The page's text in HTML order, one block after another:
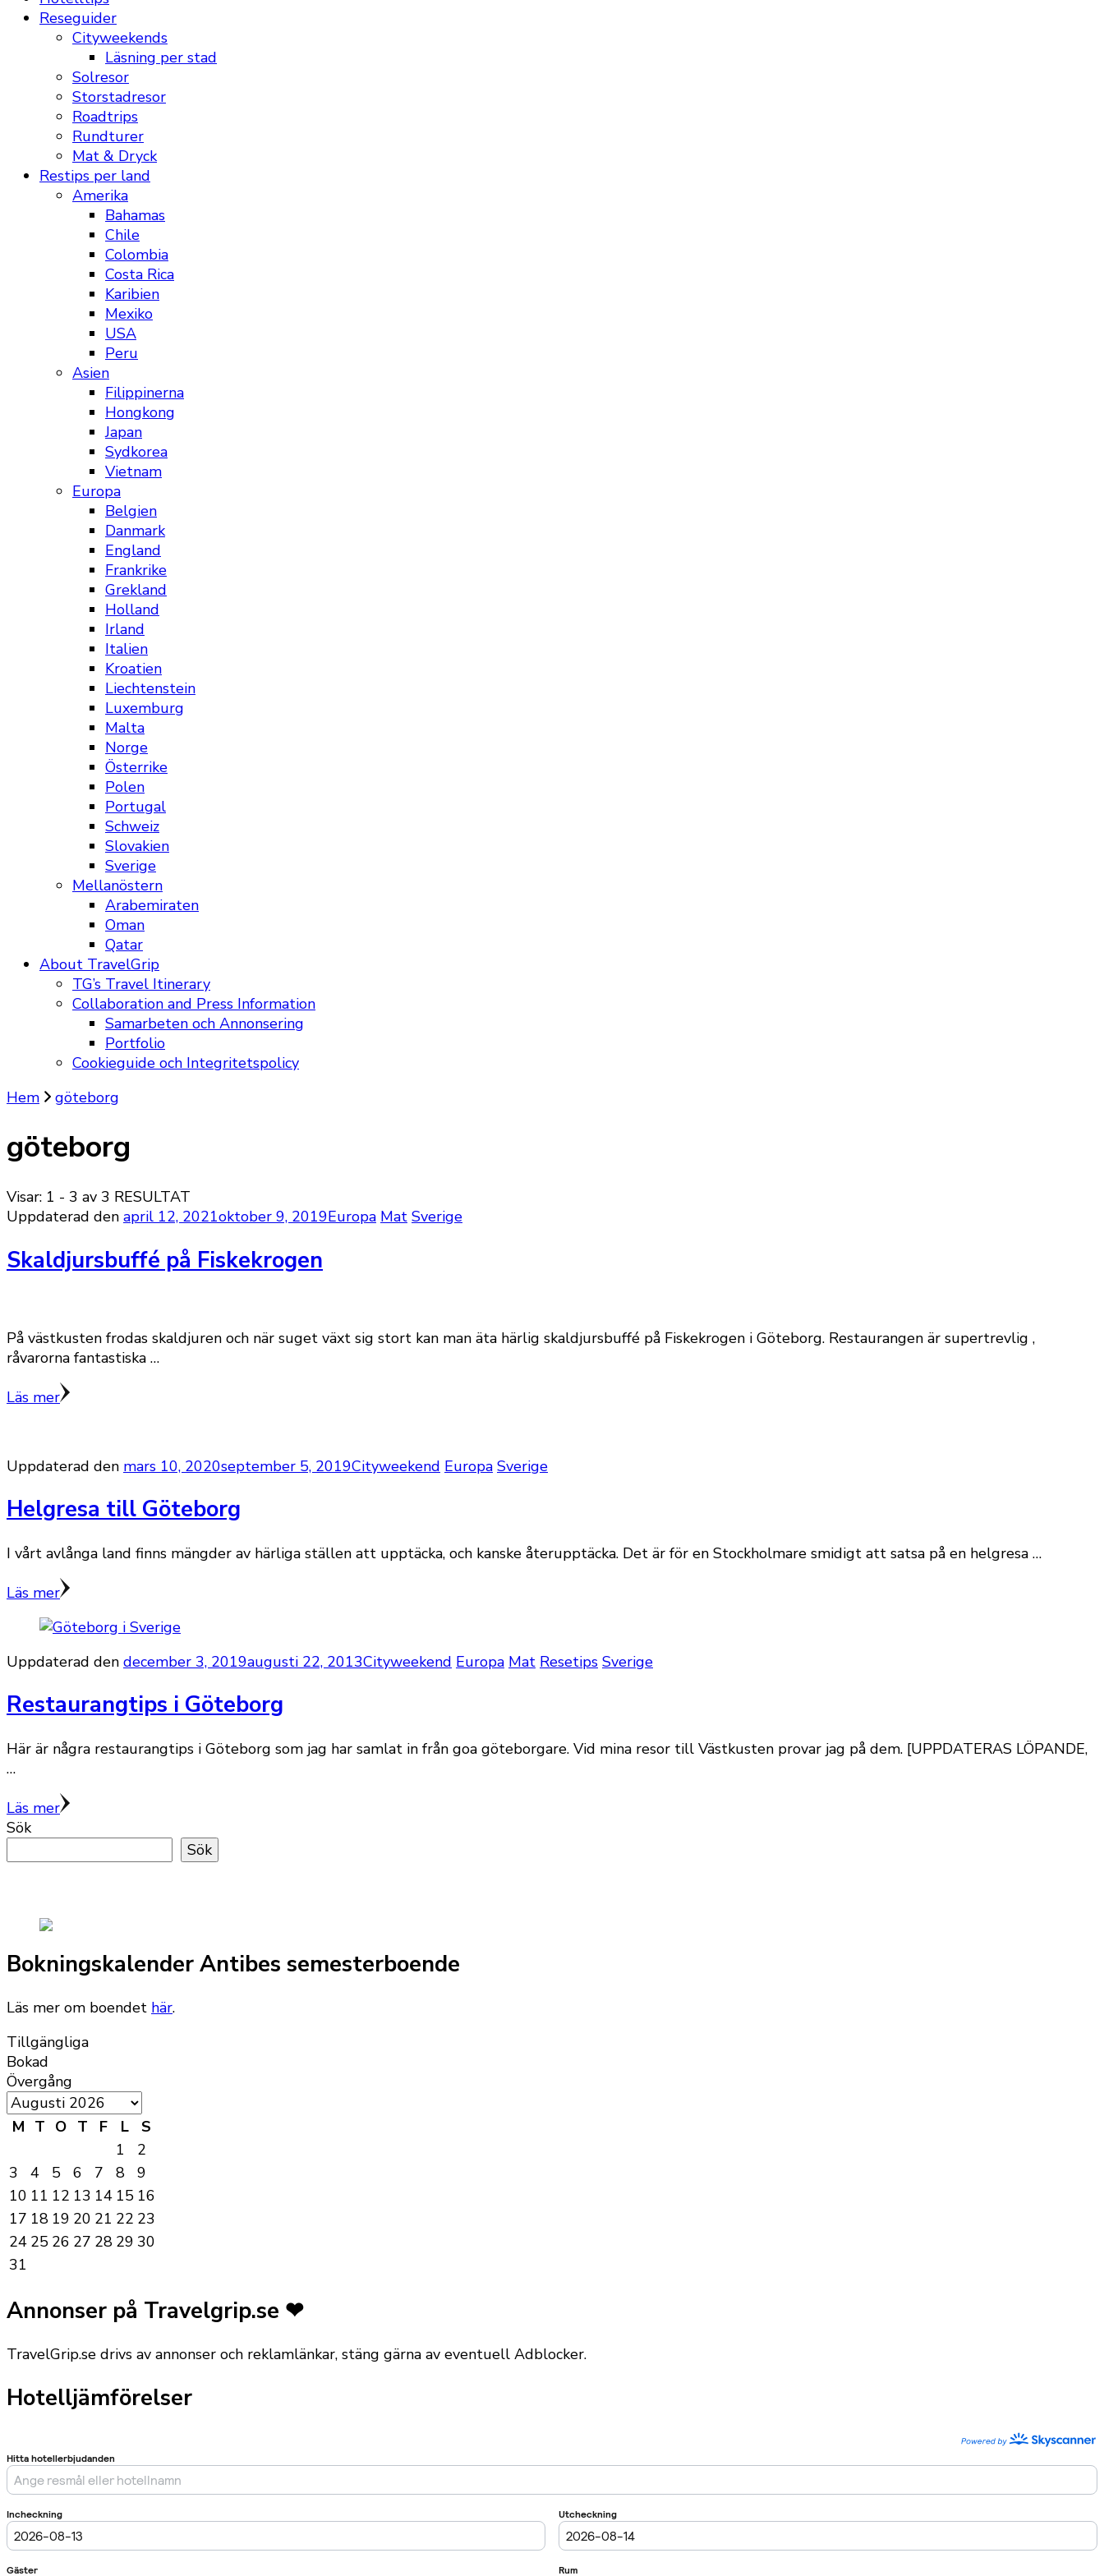
Reseguider
Cityweekends
Läsning per stad
Solresor
Storstadresor
Roadtrips
Rundturer
Mat & Dryck
Restips per land
Amerika
Bahamas
Chile
Colombia
Costa Rica
Karibien
Mexiko
USA
Peru
Asien
Filippinerna
Hongkong
Japan
Sydkorea
Vietnam
Europa
Belgien
Danmark
England
Frankrike
Grekland
Holland
Irland
Italien
Kroatien
Liechtenstein
Luxemburg
Malta
Norge
Österrike
Polen
Portugal
Schweiz
Slovakien
Sverige
Mellanöstern
Arabemiraten
Oman
Qatar
About TravelGrip
TG’s Travel Itinerary
Collaboration and Press Information
Samarbeten och Annonsering
Portfolio
Cookieguide och Integritetspolicy
Hem
göteborg
göteborg
Visar: 1 - 3 av 3 RESULTAT
Uppdaterad den april 12, 2021oktober 9, 2019Europa Mat Sverige
Skaldjursbuffé på Fiskekrogen
På västkusten frodas skaldjuren och när suget växt sig stort kan man äta härlig skaldjursbuffé på Fiskekrogen i Göteborg. Restaurangen är supertrevlig ,
råvarorna fantastiska …
Läs mer
Uppdaterad den mars 10, 2020september 5, 2019Cityweekend Europa Sverige
Helgresa till Göteborg
I vårt avlånga land finns mängder av härliga ställen att upptäcka, och kanske återupptäcka. Det är för en Stockholmare smidigt att satsa på en helgresa …
Läs mer
Uppdaterad den december 3, 2019augusti 22, 2013Cityweekend Europa Mat Resetips Sverige
Restaurangtips i Göteborg
Här är några restaurangtips i Göteborg som jag har samlat in från goa göteborgare. Vid mina resor till Västkusten provar jag på dem. [UPPDATERAS LÖPANDE,
…
Läs mer
Sök
Sök
Bokningskalender Antibes semesterboende
Läs mer om boendet här.
Tillgängliga
Bokad
Övergång
M T O T F L
S
1
2
3
4 5 6 7 8
9
10 11 12 13 14 15 16
17 18 19 20 21 22 23
24 25 26 27 28 29 30
31
Annonser på Travelgrip.se ❤
TravelGrip.se drivs av annonser och reklamlänkar, stäng gärna av eventuell Adblocker.
Hotelljämförelser